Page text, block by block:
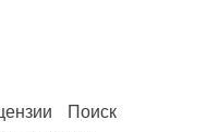
Поиск